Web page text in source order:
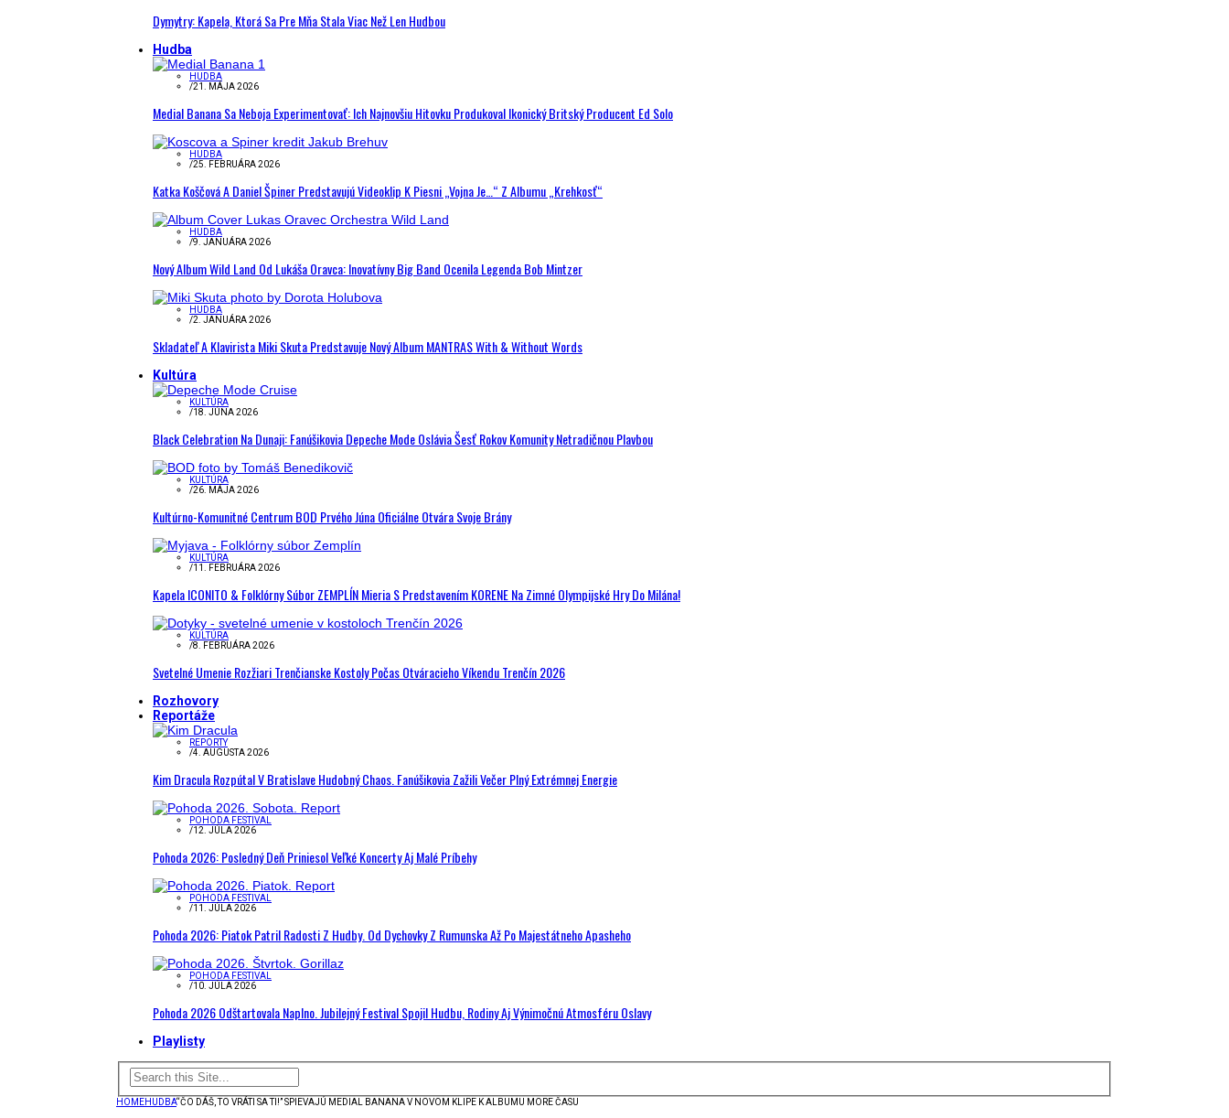
Dymytry: Kapela, Ktorá Sa Pre Mňa Stala Viac Než Len Hudbou
Hudba
HUDBA
/21. MÁJA 2026
Medial Banana Sa Neboja Experimentovať: Ich Najnovšiu Hitovku Produkoval Ikonický Britský Producent Ed Solo
HUDBA
/25. FEBRUÁRA 2026
Katka Koščová A Daniel Špiner Predstavujú Videoklip K Piesni „Vojna Je…“ Z Albumu „Krehkosť“
HUDBA
/9. JANUÁRA 2026
Nový Album Wild Land Od Lukáša Oravca: Inovatívny Big Band Ocenila Legenda Bob Mintzer
HUDBA
/2. JANUÁRA 2026
Skladateľ A Klavirista Miki Skuta Predstavuje Nový Album MANTRAS With & Without Words
Kultúra
KULTÚRA
/18. JÚNA 2026
Black Celebration Na Dunaji: Fanúšikovia Depeche Mode Oslávia Šesť Rokov Komunity Netradičnou Plavbou
KULTÚRA
/26. MÁJA 2026
Kultúrno-Komunitné Centrum BOD Prvého Júna Oficiálne Otvára Svoje Brány
KULTÚRA
/11. FEBRUÁRA 2026
Kapela ICONITO & Folklórny Súbor ZEMPLÍN Mieria S Predstavením KORENE Na Zimné Olympijské Hry Do Milána!
KULTÚRA
/8. FEBRUÁRA 2026
Svetelné Umenie Rozžiari Trenčianske Kostoly Počas Otváracieho Víkendu Trenčín 2026
Rozhovory
Reportáže
REPORTY
/4. AUGUSTA 2026
Kim Dracula Rozpútal V Bratislave Hudobný Chaos. Fanúšikovia Zažili Večer Plný Extrémnej Energie
POHODA FESTIVAL
/12. JÚLA 2026
Pohoda 2026: Posledný Deň Priniesol Veľké Koncerty Aj Malé Príbehy
POHODA FESTIVAL
/11. JÚLA 2026
Pohoda 2026: Piatok Patril Radosti Z Hudby. Od Dychovky Z Rumunska Až Po Majestátneho Apasheho
POHODA FESTIVAL
/10. JÚLA 2026
Pohoda 2026 Odštartovala Naplno. Jubilejný Festival Spojil Hudbu, Rodiny Aj Výnimočnú Atmosféru Oslavy
Playlisty
HOMEHUDBA“ČO DÁŠ, TO VRÁTI SA TI!” SPIEVAJÚ MEDIAL BANANA V NOVOM KLIPE K ALBUMU MORE ČASU